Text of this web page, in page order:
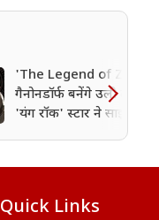
'The Legend of Zelda' में
गैनोनडॉर्फ बनेंगे उली लाटुकेफू,
'यंग रॉक' स्टार ने साइन की
Quick Links